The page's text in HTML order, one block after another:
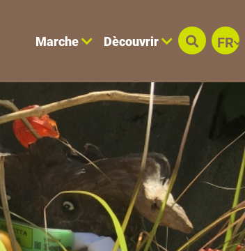
Marche Dècouvrir FR